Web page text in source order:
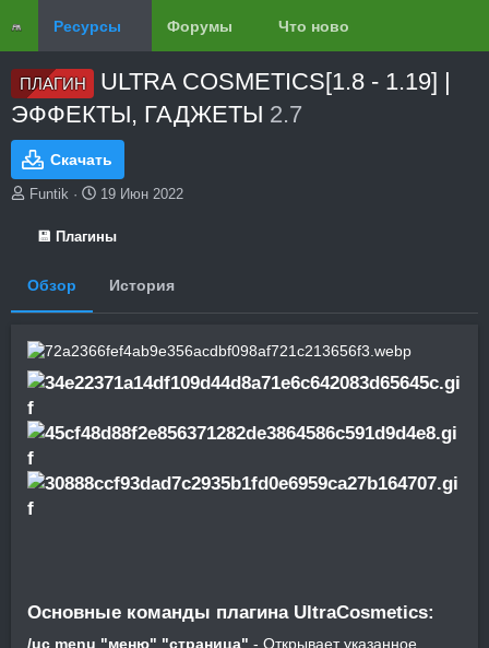
Ресурсы Форумы Что нового?
ПЛАГИН
ULTRA COSMETICS[1.8 - 1.19] |
ЭФФЕКТЫ, ГАДЖЕТЫ 2.7
Скачать
А
Funtik
Д
т
з
а
и
19 Июн 2022
💾 Плагины
Обзор История
Основные команды плагина UltraCosmetics:​
/uc menu "меню" "страница" - Открывает указанное